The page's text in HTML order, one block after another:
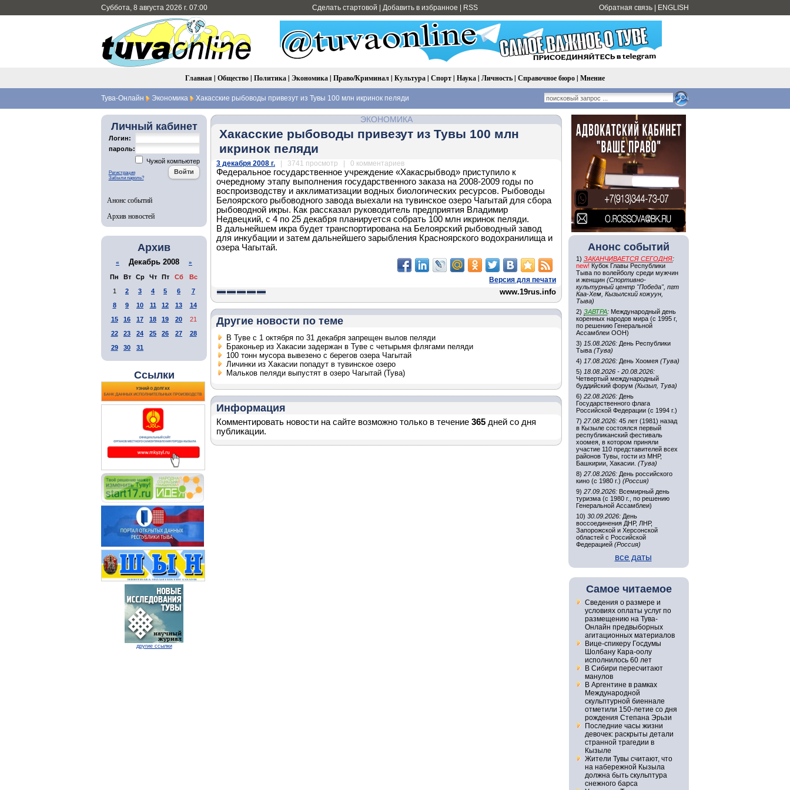
Суббота, 8 августа 2026 г. 07:00 Сделать стартовой Добавить в избранное RSS Обратная связь ENGLISH
Главная | Общество| Политика| Экономика| Право/Криминал| Культура| Спорт| Наука| Личность| Справочное бюро| Мнение
Тува-Онлайн Экономика Хакасские рыбоводы привезут из Тувы 100 млн икринок пеляди
Личный кабинет
Логин:
пароль:
Чужой компьютер
Регистрация
Забыли пароль?
Анонс событий
Архив новостей
Архив
« Декабрь 2008 »
Пн Вт Ср Чт Пт Сб
Вс
1
2 3 4 5 6
7
8
9 10 11 12 13
14
15
16 17 18 19 20
21
22
23 24 25 26 27
28
29
30 31
Ссылки
другие ссылки
ЭКОНОМИКА
Хакасские рыбоводы привезут из Тувы 100 млн
икринок пеляди
3 декабря 2008 г. | 3741 просмотр | 0 комментариев
Федеральное государственное учреждение «Хакасрыбвод» приступило к
очередному этапу выполнения государственного заказа на 2008-2009 годы по
воспроизводству и акклиматизации водных биологических ресурсов. Рыбоводы
Белоярского рыбоводного завода выехали на тувинское озеро Чагытай для сбора
рыбоводной икры. Как рассказал руководитель предприятия Владимир
Недвецкий, с 4 по 25 декабря планируется собрать 100 млн икринок пеляди.
В дальнейшем икра будет транспортирована на Белоярский рыбоводный завод
для инкубации и затем дальнейшего зарыбления Красноярского водохранилища и
озера Чагытай.
Версия для печати
www.19rus.info
Другие новости по теме
В Туве с 1 октября по 31 декабря запрещен вылов пеляди
Браконьер из Хакасии задержан в Туве с четырьмя флягами пеляди
100 тонн мусора вывезено с берегов озера Чагытай
Личинки из Хакасии попадут в тувинское озеро
Мальков пеляди выпустят в озеро Чагытай (Тува)
Информация
Комментировать новости на сайте возможно только в течение 365 дней со дня
публикации.
Анонс событий
1) ЗАКАНЧИВАЕТСЯ СЕГОДНЯ:
new! Кубок Главы Республики
Тыва по волейболу среди мужчин
и женщин (Спортивно-
культурный центр "Победа", пгт
Каа-Хем, Кызылский кожуун,
Тыва)
2) ЗАВТРА: Международный день
коренных народов мира (с 1995 г,
по решению Генеральной
Ассамблеи ООН)
3) 15.08.2026: День Республики
Тыва (Тува)
4) 17.08.2026: День Хоомея (Тува)
5) 18.08.2026 - 20.08.2026:
Четвертый международный
буддийский форум (Кызыл, Тува)
6) 22.08.2026: День
Государственного флага
Российской Федерации (с 1994 г.)
7) 27.08.2026: 45 лет (1981) назад
в Кызыле состоялся первый
республиканский фестиваль
хоомея, в котором приняли
участие 110 представителей всех
районов Тувы, гости из МНР,
Башкирии, Хакасии. (Тува)
8) 27.08.2026: День российского
кино (с 1980 г.) (Россия)
9) 27.09.2026: Всемирный день
туризма (с 1980 г., по решению
Генеральной Ассамблеи)
10) 30.09.2026: День
воссоединения ДНР, ЛНР,
Запорожской и Херсонской
областей с Российской
Федерацией (Россия)
все даты
Самое читаемое
Сведения о размере и
условиях оплаты услуг по
размещению на Тува-
Онлайн предвыборных
агитационных материалов
Вице-спикеру Госдумы
Шолбану Кара-оолу
исполнилось 60 лет
В Сибири пересчитают
манулов
В Аргентине в рамках
Международной
скульптурной биеннале
отметили 150-летие со дня
рождения Степана Эрьзи
Последние часы жизни
девочек: раскрыты детали
странной трагедии в
Кызыле
Жители Тувы считают, что
на набережной Кызыла
должна быть скульптура
снежного барса